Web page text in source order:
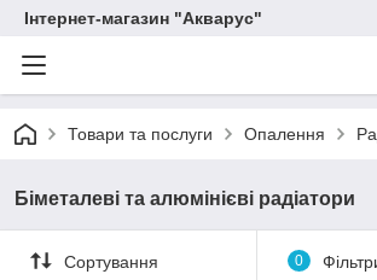
Інтернет-магазин "Акварус"
Товари та послуги Опалення
Біметалеві та алюмінієві радіатори
Сортування 0